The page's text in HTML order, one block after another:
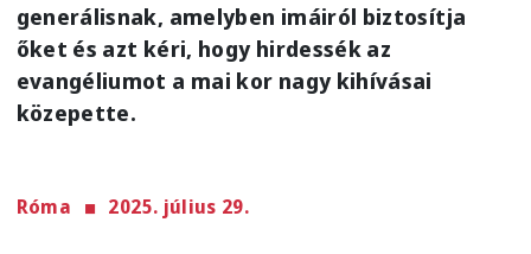
generálisnak, amelyben imáiról biztosítja
őket és azt kéri, hogy hirdessék az
evangéliumot a mai kor nagy kihívásai
közepette.
Róma 2025. július 29.